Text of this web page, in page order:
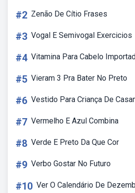
#2 Zenão De Cítio Frases
#3 Vogal E Semivogal Exercicios
#4 Vitamina Para Cabelo
#5 Vieram 3 Pra Bater No Preto
#6 Vestido Para Criança De
#7 Vermelho E Azul Combina
#8 Verde E Preto Da Que Cor
#9 Verbo Gostar No Futuro
#10 Ver O Calendário De